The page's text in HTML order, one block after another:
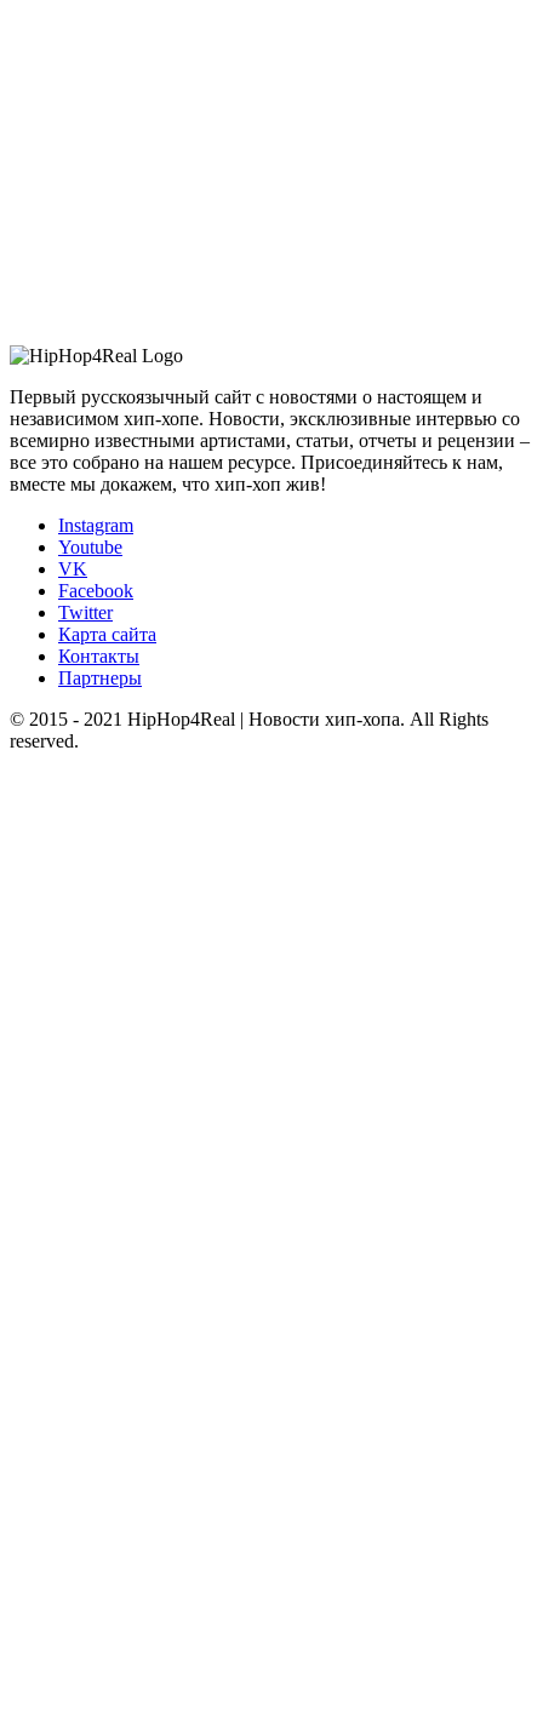
Первый русскоязычный сайт с новостями о настоящем и
независимом хип-хопе. Новости, эксклюзивные интервью со
всемирно известными артистами, статьи, отчеты и рецензии –
все это собрано на нашем ресурсе. Присоединяйтесь к нам,
вместе мы докажем, что хип-хоп жив!
Instagram
Youtube
VK
Facebook
Twitter
Карта сайта
Контакты
Партнеры
© 2015 - 2021 HipHop4Real | Новости хип-хопа. All Rights
reserved.